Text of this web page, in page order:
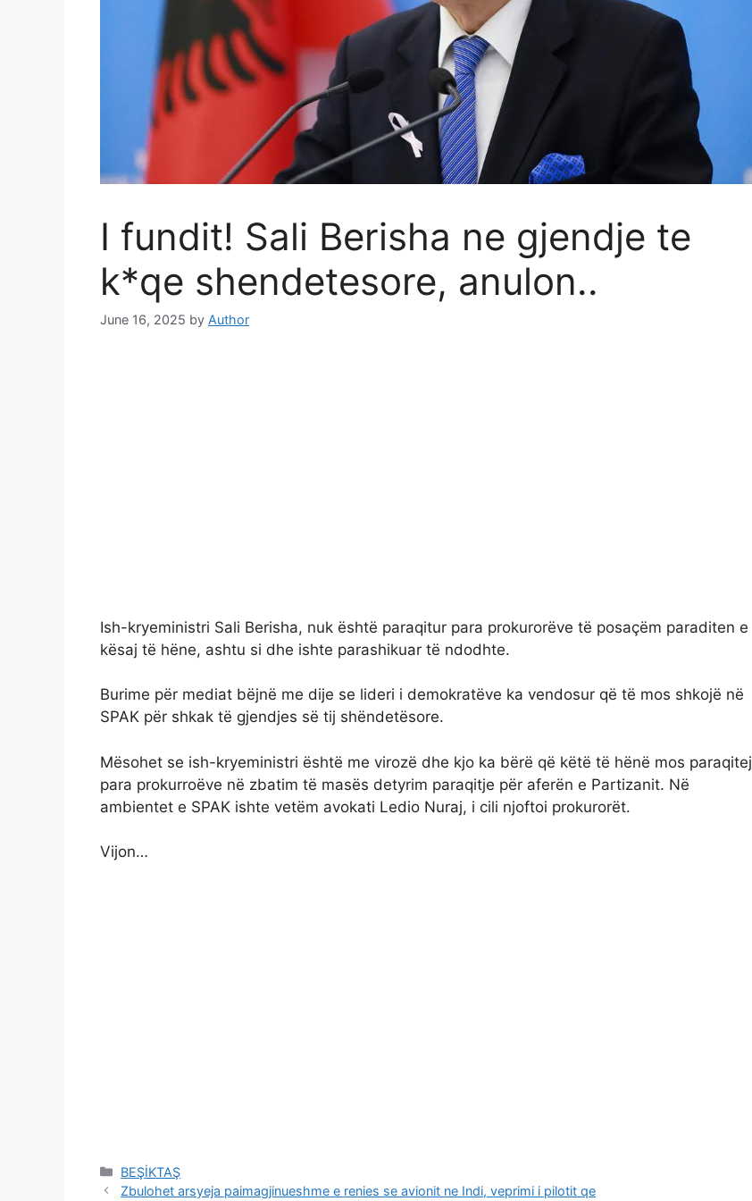
I fundit! Sali Berisha ne gjendje te
k*qe shendetesore, anulon..
June 16, 2025 by Author
Ish-kryeministri Sali Berisha, nuk është paraqitur para prokurorëve të posaçëm paraditen e
kësaj të hëne, ashtu si dhe ishte parashikuar të ndodhte.
Burime për mediat bëjnë me dije se lideri i demokratëve ka vendosur që të mos shkojë në
SPAK për shkak të gjendjes së tij shëndetësore.
Mësohet se ish-kryeministri është me virozë dhe kjo ka bërë që këtë të hënë mos paraqitej
para prokurroëve në zbatim të masës detyrim paraqitje për aferën e Partizanit. Në
ambientet e SPAK ishte vetëm avokati Ledio Nuraj, i cili njoftoi prokurorët.
Vijon…
Categories
BEŞİKTAŞ
Zbulohet arsyeja paimagjinueshme e renies se avionit ne Indi, veprimi i pilotit qe